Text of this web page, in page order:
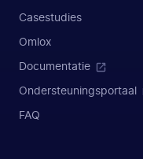
Casestudies
Omlox
Documentatie
Ondersteuningsportaal
FAQ